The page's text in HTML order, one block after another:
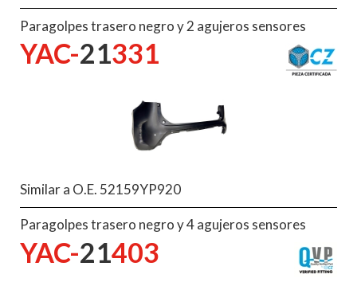
Paragolpes trasero negro y 2 agujeros sensores
YAC-21331
Similar a O.E. 52159YP920
Paragolpes trasero negro y 4 agujeros sensores
YAC-21403